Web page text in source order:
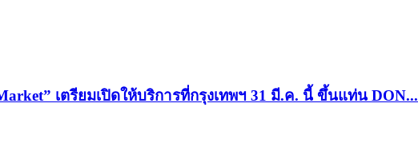
เตรียมเปิดให้บริการที่กรุงเทพฯ 31 มี.ค. นี้ ขึ้นแท่น DON...